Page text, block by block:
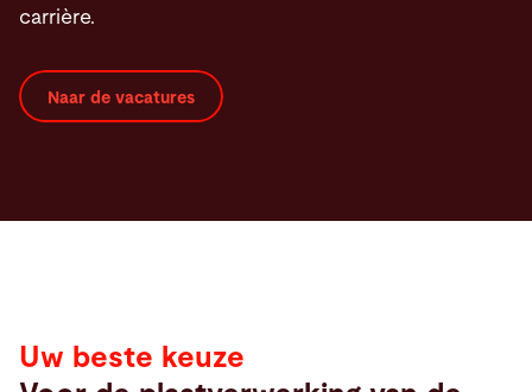
carrière.
Naar de vacatures
Uw beste keuze